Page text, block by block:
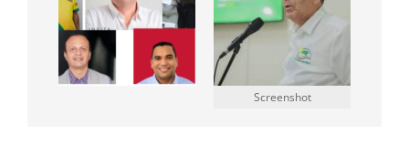
Screenshot